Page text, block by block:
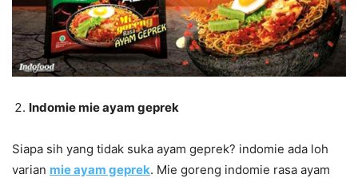
Indomie mie ayam geprek
Siapa sih yang tidak suka ayam geprek? indomie ada loh
varian mie ayam geprek. Mie goreng indomie rasa ayam